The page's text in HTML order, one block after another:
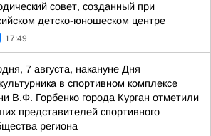
совет, созданный при
детско-юношеском центре
17:49
7 августа, накануне Дня
в спортивном комплексе
В.Ф. Горбенко города Курган отметили
представителей спортивного
региона